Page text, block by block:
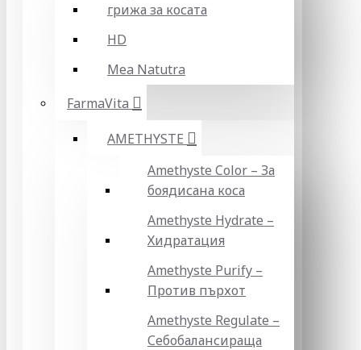
грижа за косата
HD
Mea Natutra
FarmaVita
AMETHYSTE
Amethyste Color – За
боядисана коса
Amethyste Hydrate –
Хидратация
Amethyste Purify –
Против пърхот
Amethyste Regulate –
Себобалансираща